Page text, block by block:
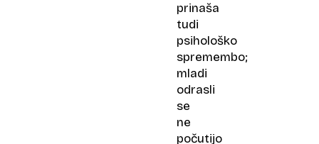
prinaša
tudi
psihološko
spremembo;
mladi
odrasli
se
ne
počutijo